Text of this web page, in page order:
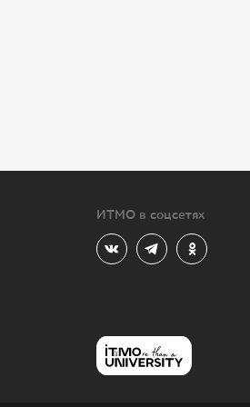
ИТМО в соцсетях